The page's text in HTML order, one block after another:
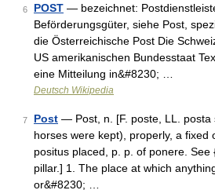
6 POST — bezeichnet:
Beförderungsgüter, siehe Post,
die Österreichische Post Die
US amerikanischen Bundesstaat
eine Mitteilung in&#8230; …
Deutsch Wikipedia
7 Post — Post, n. [F. poste, LL. posta
horses were kept), properly, a fixed
positus placed, p. p. of ponere.
pillar.] 1. The place at which
or&#8230; …